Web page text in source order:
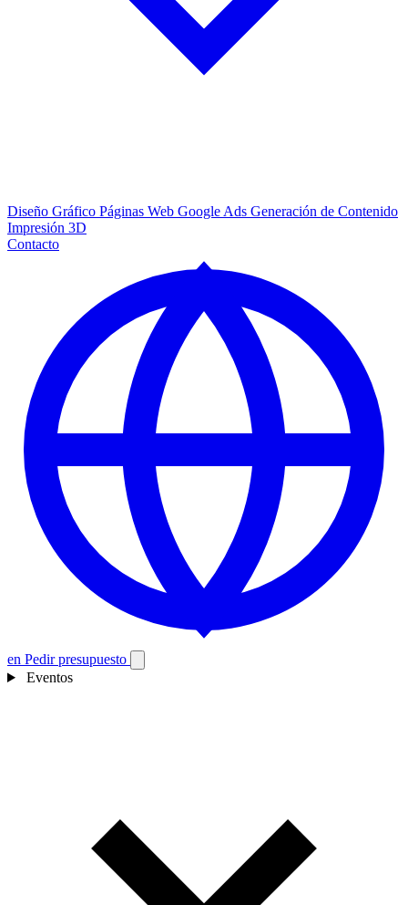
Diseño Gráfico Páginas Web Google Ads Generación de Contenido
Impresión 3D
Contacto
en Pedir presupuesto
Eventos